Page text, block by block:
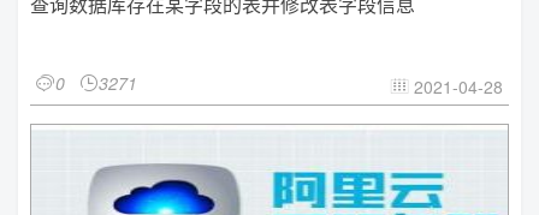
0 3271  2021-04-28